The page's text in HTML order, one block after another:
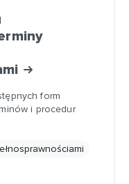
form
i procedur